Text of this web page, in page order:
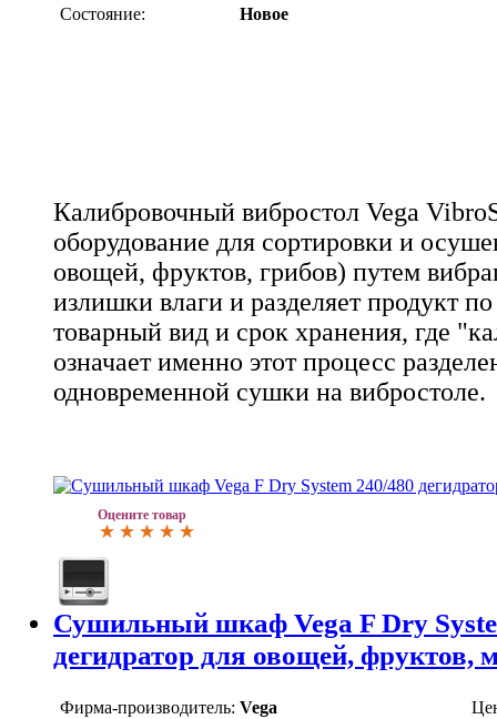
Состояние:
Новое
Калибровочный вибростол Vega
оборудование для сортировки и
овощей, фруктов, грибов) путем
излишки влаги и разделяет продукт
товарный вид и срок хранения, где
означает именно этот процесс
одновременной сушки на вибростоле.
Оцените товар
Сушильный шкаф Vega F Dry
дегидратор для овощей, фруктов,
Фирма-производитель: Vega